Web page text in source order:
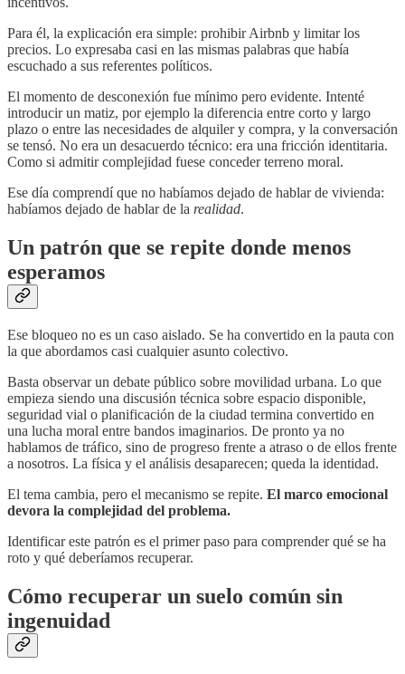
Para él, la explicación era simple: prohibir Airbnb y limitar los
precios. Lo expresaba casi en las mismas palabras que había
escuchado a sus referentes políticos.
El momento de desconexión fue mínimo pero evidente. Intenté
introducir un matiz, por ejemplo la diferencia entre corto y largo
plazo o entre las necesidades de alquiler y compra, y la conversación
se tensó. No era un desacuerdo técnico: era una fricción identitaria.
Como si admitir complejidad fuese conceder terreno moral.
Ese día comprendí que no habíamos dejado de hablar de vivienda:
habíamos dejado de hablar de la realidad.
Un patrón que se repite donde menos
esperamos
Ese bloqueo no es un caso aislado. Se ha convertido en la pauta con
la que abordamos casi cualquier asunto colectivo.
Basta observar un debate público sobre movilidad urbana. Lo que
empieza siendo una discusión técnica sobre espacio disponible,
seguridad vial o planificación de la ciudad termina convertido en
una lucha moral entre bandos imaginarios. De pronto ya no
hablamos de tráfico, sino de progreso frente a atraso o de ellos frente
a nosotros. La física y el análisis desaparecen; queda la identidad.
El tema cambia, pero el mecanismo se repite. El marco emocional
devora la complejidad del problema.
Identificar este patrón es el primer paso para comprender qué se ha
roto y qué deberíamos recuperar.
Cómo recuperar un suelo común sin
ingenuidad